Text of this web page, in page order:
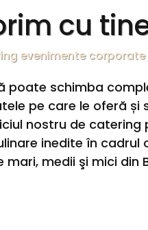
cu
evenimente corporate
poate schimba
pe care le oferă și
nostru de catering
inedite în cadrul
medii şi mici din